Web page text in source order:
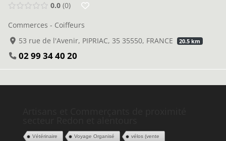
0.0 0
Commerces - Coiffeurs
53 rue de l'Avenir, PIPRIAC, 35 35550, FRANCE
20.5 km
02 99 34 40 20
Vétérinaire Voyage Organisé vélos (vente